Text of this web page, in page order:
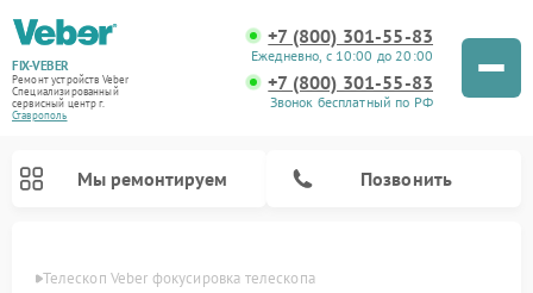
FIX-VEBER
Ремонт устройств Veber
Специализированный
cервисный центр г.
Ставрополь
+7 (800) 301-55-83
Ежедневно, с 10:00 до 20:00
+7 (800) 301-55-83
Звонок бесплатный по РФ
Мы ремонтируем Позвонить
Телескоп Veber фокусировка телескопа